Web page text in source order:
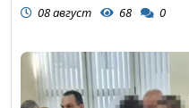
08 август 68 0